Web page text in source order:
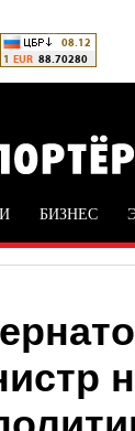
БИЗНЕС